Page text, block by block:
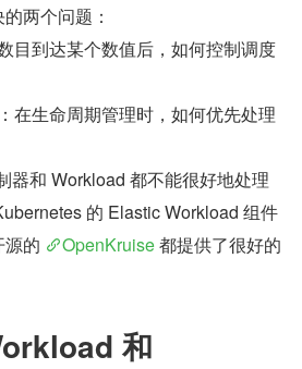
两个问题：
目到达某个数值后，如何控制调度
在生命周期管理时，如何优先处理
器和 Workload 都不能很好地处理
的 Elastic Workload 组件
源的
OpenKruise 都提供了很好的
和